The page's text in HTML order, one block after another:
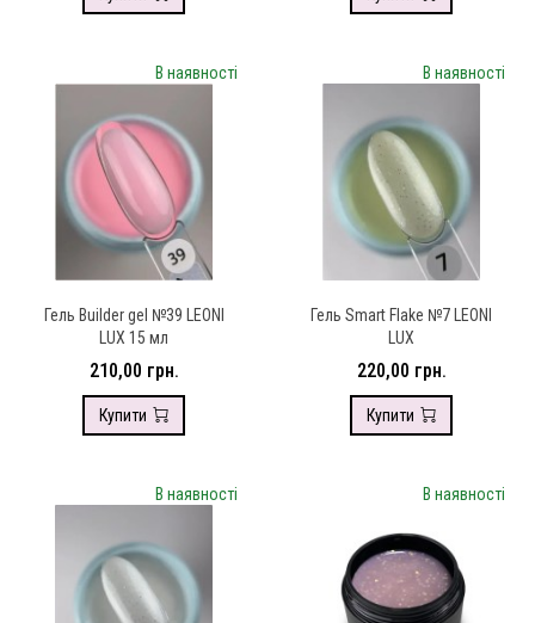
В наявності
Гель Builder gel №39 LEONI
LUX 15 мл
210,00 грн.
Купити
В наявності
Гель Smart Flake №7 LEONI
LUX
220,00 грн.
Купити
В наявності В наявності